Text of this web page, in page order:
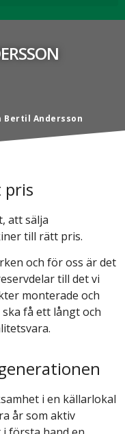
Bertil Andersson
att sälja
till rätt pris.
och för oss är det
till det vi
monterade och
få ett långt och
i en källarlokal
år som aktiv